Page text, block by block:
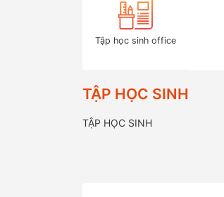
Tập học sinh office
TẬP HỌC SINH
TẬP HỌC SINH